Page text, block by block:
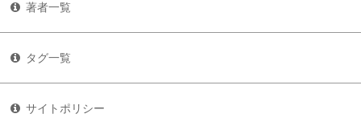
著者一覧
タグ一覧
サイトポリシー